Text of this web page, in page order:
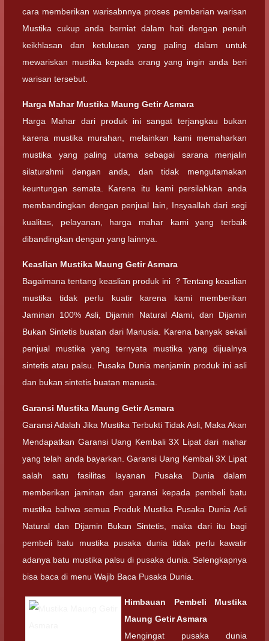
cara memberikan warisabnnya proses pemberian warisan
Mustika cukup anda berniat dalam hati dengan penuh
keikhlasan dan ketulusan yang paling dalam untuk
mewariskan mustika kepada orang yang ingin anda beri
warisan tersebut.
Harga Mahar Mustika Maung Getir Asmara
Harga Mahar dari produk ini sangat terjangkau bukan
karena mustika murahan, melainkan kami memaharkan
mustika yang paling utama sebagai sarana menjalin
silaturahmi dengan anda, dan tidak mengutamakan
keuntungan semata. Karena itu kami persilahkan anda
membandingkan dengan penjual lain, Insyaallah dari segi
kualitas, pelayanan, harga mahar kami yang terbaik
dibandingkan dengan yang lainnya.
Keaslian Mustika Maung Getir Asmara
Bagaimana tentang keaslian produk ini ? Tentang keaslian
mustika tidak perlu kuatir karena kami memberikan
Jaminan 100% Asli, Dijamin Natural Alami, dan Dijamin
Bukan Sintetis buatan dari Manusia. Karena banyak sekali
penjual mustika yang ternyata mustika yang dijualnya
sintetis atau palsu. Pusaka Dunia menjamin produk ini asli
dan bukan sintetis buatan manusia.
Garansi Mustika Maung Getir Asmara
Garansi Adalah Jika Mustika Terbukti Tidak Asli, Maka Akan
Mendapatkan Garansi Uang Kembali 3X Lipat dari mahar
yang telah anda bayarkan. Garansi Uang Kembali 3X Lipat
salah satu fasilitas layanan Pusaka Dunia dalam
memberikan jaminan dan garansi kepada pembeli batu
mustika bahwa semua Produk Mustika Pusaka Dunia Asli
Natural dan Dijamin Bukan Sintetis, maka dari itu bagi
pembeli batu mustika pusaka dunia tidak perlu kawatir
adanya batu mustika palsu di pusaka dunia. Selengkapnya
bisa baca di menu Wajib Baca Pusaka Dunia.
Himbauan Pembeli Mustika
Maung Getir Asmara
Mengingat pusaka dunia